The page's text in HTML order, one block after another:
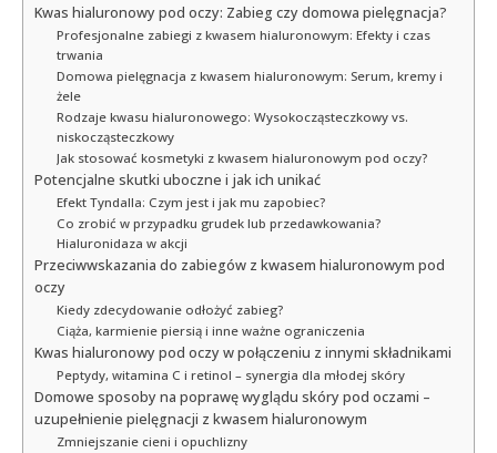
Kwas hialuronowy pod oczy: Zabieg czy domowa pielęgnacja?
Profesjonalne zabiegi z kwasem hialuronowym: Efekty i czas
trwania
Domowa pielęgnacja z kwasem hialuronowym: Serum, kremy i
żele
Rodzaje kwasu hialuronowego: Wysokocząsteczkowy vs.
niskocząsteczkowy
Jak stosować kosmetyki z kwasem hialuronowym pod oczy?
Potencjalne skutki uboczne i jak ich unikać
Efekt Tyndalla: Czym jest i jak mu zapobiec?
Co zrobić w przypadku grudek lub przedawkowania?
Hialuronidaza w akcji
Przeciwwskazania do zabiegów z kwasem hialuronowym pod
oczy
Kiedy zdecydowanie odłożyć zabieg?
Ciąża, karmienie piersią i inne ważne ograniczenia
Kwas hialuronowy pod oczy w połączeniu z innymi składnikami
Peptydy, witamina C i retinol – synergia dla młodej skóry
Domowe sposoby na poprawę wyglądu skóry pod oczami –
uzupełnienie pielęgnacji z kwasem hialuronowym
Zmniejszanie cieni i opuchlizny